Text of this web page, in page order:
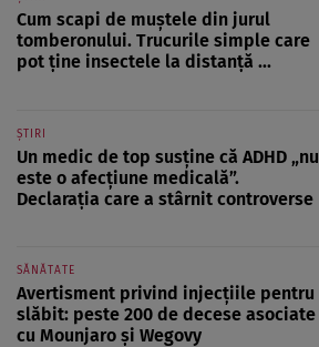
Cum scapi de muștele din jurul
tomberonului. Trucurile simple care
pot ține insectele la distanță ...
ȘTIRI
Un medic de top susține că ADHD „nu
este o afecțiune medicală”.
Declarația care a stârnit controverse
SĂNĂTATE
Avertisment privind injecțiile pentru
slăbit: peste 200 de decese asociate
cu Mounjaro și Wegovy